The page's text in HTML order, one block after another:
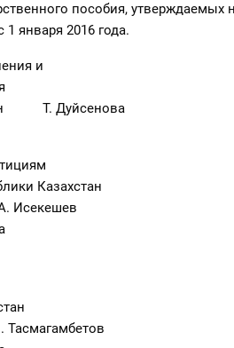
пособия,
1 января 2016 года.
и
Т. Дуйсенова
Казахстан
Исекешев
Тасмагамбетов